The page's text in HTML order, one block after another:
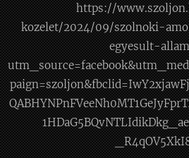
https://
kozelet/2024/09/szolnoki-
egyesult-